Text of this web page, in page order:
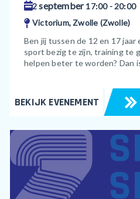
2september17:00 - 20:00
Victorium, Zwolle (Zwolle)
Ben jij tussen de 12 en 17 jaar
sport bezig te zijn, training te
helpen beter te worden? Dan
BEKIJK EVENEMENT